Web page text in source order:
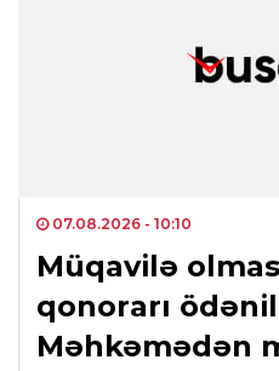
07.08.2026 - 10:10
Müqavilə
qonorarı
Məhkəmədən